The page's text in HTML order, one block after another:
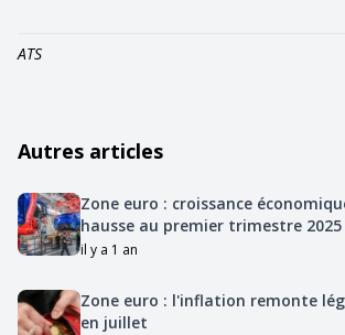
ATS
Autres articles
Zone euro : croissance
hausse au premier trimestre
il y a 1 an
Zone euro : l'inflation remonte
en juillet